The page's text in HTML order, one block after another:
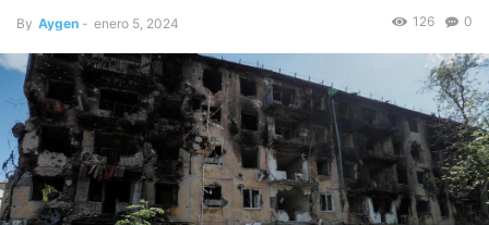
By Aygen - enero 5, 2024 0
126